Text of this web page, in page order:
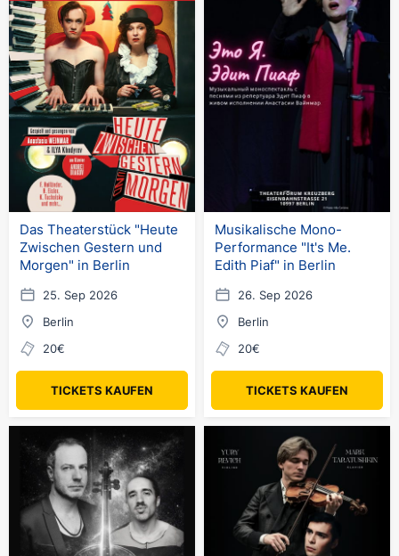
Das Theaterstück "Heute
Zwischen Gestern und
Morgen" in Berlin
25. Sep 2026
Berlin
20€
TICKETS KAUFEN
Musikalische Mono-
Performance "It's Me.
Edith Piaf" in Berlin
26. Sep 2026
Berlin
20€
TICKETS KAUFEN